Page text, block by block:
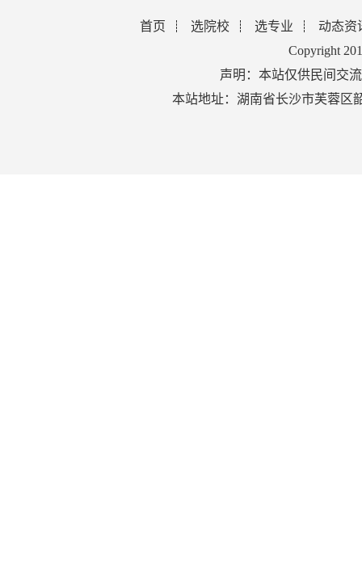
首页 选院校 选专业
动态资
Copyright
声明：本站仅供民间交
本站地址：湖南省长沙市芙蓉区